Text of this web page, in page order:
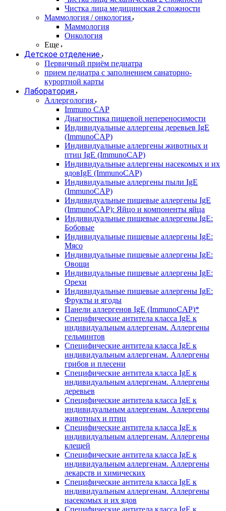
Чистка лица медицинская 2 сложности
Маммология / онкология
Маммология
Онкология
Еще
Детское отделение
Первичный приём педиатра
прием педиатра с заполнением санаторно-
курортной карты
Лаборатория
Аллергология
Immuno CAP
Диагностика пищевой непереносимости
Индивидуальные аллергены деревьев IgE
(ImmunoCAP)
Индивидуальные аллергены животных и
птиц IgE (ImmunoCAP)
Индивидуальные аллергены насекомых и их
ядовIgE (ImmunoCAP)
Индивидуальные аллергены пыли IgE
(ImmunoCAP)
Индивидуальные пищевые аллергены IgE
(ImmunoCAP): Яйцо и компоненты яйца
Индивидуальные пищевые аллергены IgE:
Бобовые
Индивидуальные пищевые аллергены IgE:
Мясо
Индивидуальные пищевые аллергены IgE:
Овощи
Индивидуальные пищевые аллергены IgE:
Орехи
Индивидуальные пищевые аллергены IgE:
Фрукты и ягоды
Панели аллергенов IgE (ImmunoCAP)*
Специфические антитела класса IgE к
индивидуальным аллергенам. Аллергены
гельминтов
Специфические антитела класса IgE к
индивидуальным аллергенам. Аллергены
грибов и плесени
Специфические антитела класса IgE к
индивидуальным аллергенам. Аллергены
деревьев
Специфические антитела класса IgE к
индивидуальным аллергенам. Аллергены
животных и птиц
Специфические антитела класса IgE к
индивидуальным аллергенам. Аллергены
клещей
Специфические антитела класса IgE к
индивидуальным аллергенам. Аллергены
лекарств и химических
Специфические антитела класса IgE к
индивидуальным аллергенам. Аллергены
насекомых и их ядов
Специфические антитела класса IgE к